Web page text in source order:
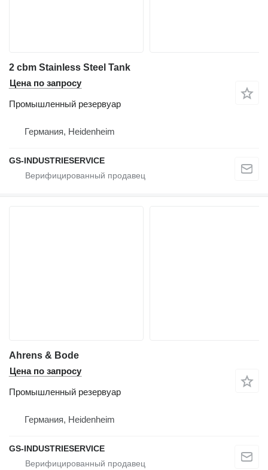
2 cbm Stainless Steel Tank
Цена по запросу
Промышленный резервуар
Германия, Heidenheim
GS-INDUSTRIESERVICE
Ahrens & Bode
Цена по запросу
Промышленный резервуар
Германия, Heidenheim
GS-INDUSTRIESERVICE